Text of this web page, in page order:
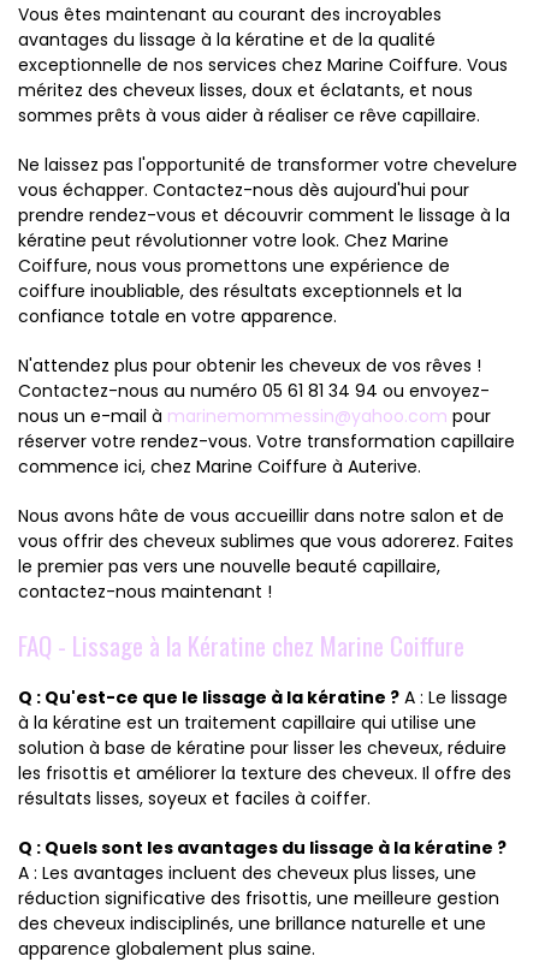
Vous êtes maintenant au courant des incroyables
avantages du lissage à la kératine et de la qualité
exceptionnelle de nos services chez Marine Coiffure. Vous
méritez des cheveux lisses, doux et éclatants, et nous
sommes prêts à vous aider à réaliser ce rêve capillaire.
Ne laissez pas l'opportunité de transformer votre chevelure
vous échapper. Contactez-nous dès aujourd'hui pour
prendre rendez-vous et découvrir comment le lissage à la
kératine peut révolutionner votre look. Chez Marine
Coiffure, nous vous promettons une expérience de
coiffure inoubliable, des résultats exceptionnels et la
confiance totale en votre apparence.
N'attendez plus pour obtenir les cheveux de vos rêves !
Contactez-nous au numéro 05 61 81 34 94 ou envoyez-
nous un e-mail à marinemommessin@yahoo.com pour
réserver votre rendez-vous. Votre transformation capillaire
commence ici, chez Marine Coiffure à Auterive.
Nous avons hâte de vous accueillir dans notre salon et de
vous offrir des cheveux sublimes que vous adorerez. Faites
le premier pas vers une nouvelle beauté capillaire,
contactez-nous maintenant !
FAQ - Lissage à la Kératine chez Marine Coiffure
Q : Qu'est-ce que le lissage à la kératine ? A : Le lissage
à la kératine est un traitement capillaire qui utilise une
solution à base de kératine pour lisser les cheveux, réduire
les frisottis et améliorer la texture des cheveux. Il offre des
résultats lisses, soyeux et faciles à coiffer.
Q : Quels sont les avantages du lissage à la kératine ?
A : Les avantages incluent des cheveux plus lisses, une
réduction significative des frisottis, une meilleure gestion
des cheveux indisciplinés, une brillance naturelle et une
apparence globalement plus saine.